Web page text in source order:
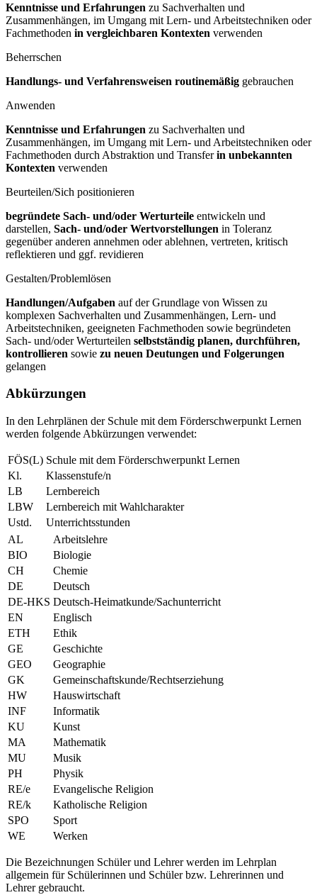
Kenntnisse und Erfahrungen zu Sachverhalten und
Zusammenhängen, im Umgang mit Lern- und Arbeitstechniken oder
Fachmethoden in vergleichbaren Kontexten verwenden
Beherrschen
Handlungs- und Verfahrensweisen routinemäßig gebrauchen
Anwenden
Kenntnisse und Erfahrungen zu Sachverhalten und
Zusammenhängen, im Umgang mit Lern- und Arbeitstechniken oder
Fachmethoden durch Abstraktion und Transferin unbekannten
Kontexten verwenden
Beurteilen/Sich positionieren
begründete Sach- und/oder Werturteile entwickeln und
darstellen, Sach- und/oder Wertvorstellungen in Toleranz
gegenüber anderen annehmen oder ablehnen, vertreten, kritisch
reflektieren und ggf. revidieren
Gestalten/Problemlösen
Handlungen/Aufgaben auf der Grundlage von Wissen zu
komplexen Sachverhalten und Zusammenhängen, Lern- und
Arbeitstechniken, geeigneten Fachmethoden sowie begründeten
Sach- und/oder Werturteilen selbstständig planen, durchführen,
kontrollieren sowie zu neuen Deutungen und Folgerungen
gelangen
Abkürzungen
In den Lehrplänen der Schule mit dem Förderschwerpunkt Lernen
werden folgende Abkürzungen verwendet:
FÖS(L) Schule mit dem Förderschwerpunkt Lernen
Kl.
Klassenstufe/n
LB
Lernbereich
LBW
Lernbereich mit Wahlcharakter
Ustd.
Unterrichtsstunden
AL
Arbeitslehre
BIO
Biologie
CH
Chemie
DE
Deutsch
DE-HKS Deutsch-Heimatkunde/Sachunterricht
EN
Englisch
ETH
Ethik
GE
Geschichte
GEO
Geographie
GK
Gemeinschaftskunde/Rechtserziehung
HW
Hauswirtschaft
INF
Informatik
KU
Kunst
MA
Mathematik
MU
Musik
PH
Physik
RE/e
Evangelische Religion
RE/k
Katholische Religion
SPO
Sport
WE
Werken
Die Bezeichnungen Schüler und Lehrer werden im Lehrplan
allgemein für Schülerinnen und Schüler bzw. Lehrerinnen und
Lehrer gebraucht.